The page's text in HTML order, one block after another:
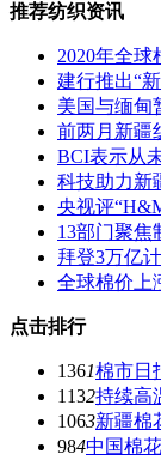
推荐纺织资讯
2020年全
建行推出“
美国与缅甸
前两月新疆
BCI表示从
科技助力新
央视评
13部门聚焦
拜登3万亿
全球棉价上
点击排行
1361棉市日
1132持续高
1063新疆棉
984中国棉